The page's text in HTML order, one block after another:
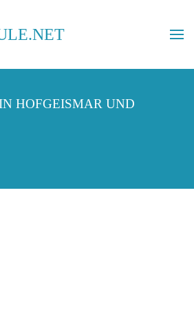
HOFGEISMAR UND